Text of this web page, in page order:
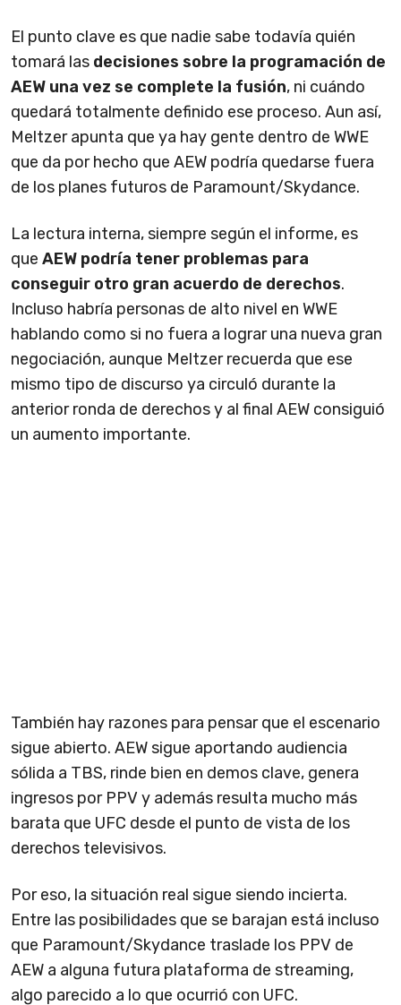
El punto clave es que nadie sabe todavía quién
tomará las decisiones sobre la programación de
AEW una vez se complete la fusión, ni cuándo
quedará totalmente definido ese proceso. Aun así,
Meltzer apunta que ya hay gente dentro de WWE
que da por hecho que AEW podría quedarse fuera
de los planes futuros de Paramount/Skydance.
La lectura interna, siempre según el informe, es
que AEW podría tener problemas para
conseguir otro gran acuerdo de derechos.
Incluso habría personas de alto nivel en WWE
hablando como si no fuera a lograr una nueva gran
negociación, aunque Meltzer recuerda que ese
mismo tipo de discurso ya circuló durante la
anterior ronda de derechos y al final AEW consiguió
un aumento importante.
También hay razones para pensar que el escenario
sigue abierto. AEW sigue aportando audiencia
sólida a TBS, rinde bien en demos clave, genera
ingresos por PPV y además resulta mucho más
barata que UFC desde el punto de vista de los
derechos televisivos.
Por eso, la situación real sigue siendo incierta.
Entre las posibilidades que se barajan está incluso
que Paramount/Skydance traslade los PPV de
AEW a alguna futura plataforma de streaming,
algo parecido a lo que ocurrió con UFC.